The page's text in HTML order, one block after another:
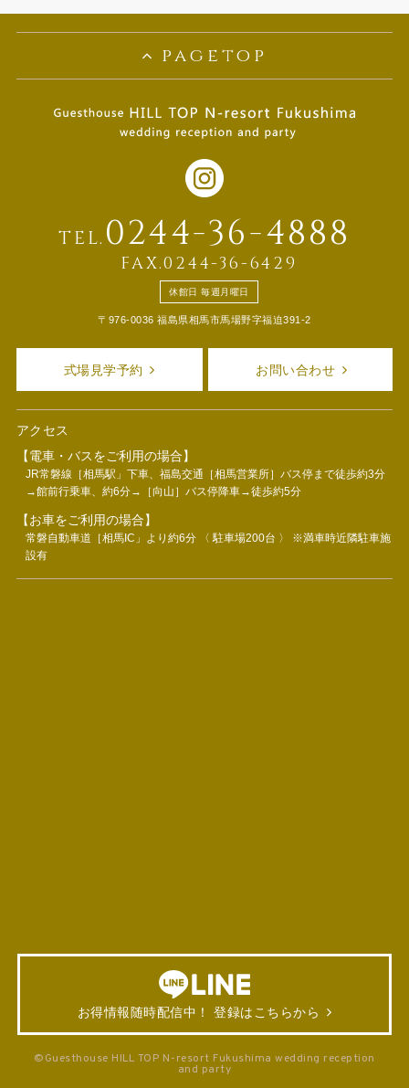
pagetop
TEL. 0244-36-4888
FAX.0244-36-6429
休館日 毎週月曜日
〒976-0036 福島県相馬市馬場野字福迫391-2
式場見学予約 お問い合わせ
アクセス
【電車・バスをご利用の場合】
JR常磐線［相馬駅」下車、福島交通［相馬営業所］バス停まで徒歩約3分
→館前行乗車、約6分→［向山］バス停降車→徒歩約5分
【お車をご利用の場合】
常磐自動車道［相馬IC」より約6分 〈 駐車場200台 〉 ※満車時近隣駐車施
設有
お得情報随時配信中！ 登録はこちらから
©Guesthouse HILL TOP N-resort Fukushima wedding reception
and party